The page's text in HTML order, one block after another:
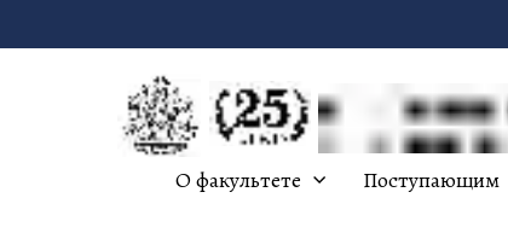
О факультете Поступающим